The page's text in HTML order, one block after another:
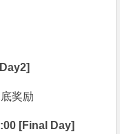
奖励
[Final Day]